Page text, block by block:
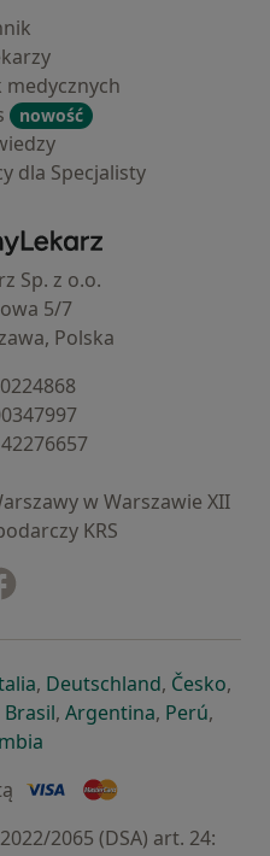
medycznych
nowość
dla Specjalisty
ZnanyLekarz - Strona główna
Sp. z o.o.
5/7
Polska
w Warszawie XII
KRS
karcie
w nowej karcie
się w nowej karcie
otwiera się w nowej
, Deutschlandotwiera się
, Česko,
karcie
się w nowej karcie
się w nowej karcie
Brasilotwiera się w nowej
, Argentinaotwiera się
, Perú,
2065 (DSA) art. 24: